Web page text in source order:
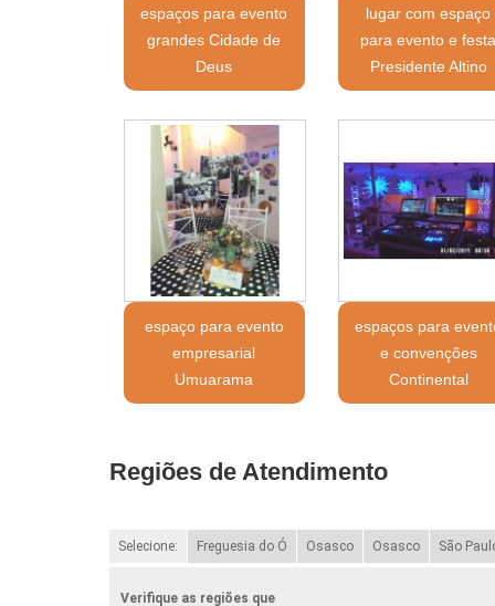
espaços para evento
grandes Cidade de
Deus
lugar com espaço
para evento e
Presidente Altino
espaço para evento
empresarial
Umuarama
espaços para
e convenções
Continental
Regiões de Atendimento
Selecione: Freguesia do Ó Osasco Osasco São
Verifique as regiões que